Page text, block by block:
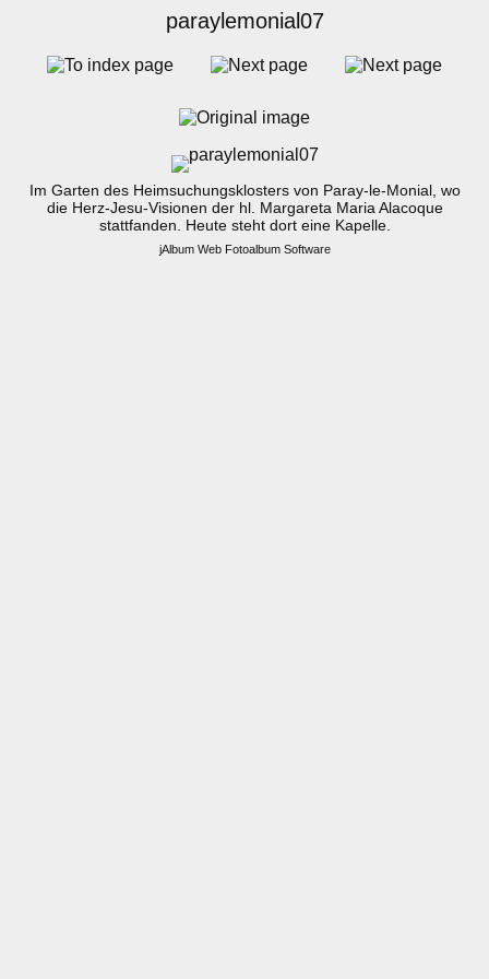
paraylemonial07
Im Garten des Heimsuchungsklosters von Paray-le-Monial, wo
die Herz-Jesu-Visionen der hl. Margareta Maria Alacoque
stattfanden. Heute steht dort eine Kapelle.
jAlbum Web Fotoalbum Software